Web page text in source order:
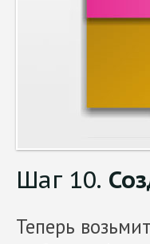
Шаг 10.
Теперь